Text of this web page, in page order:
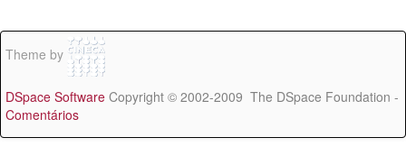
Theme by
DSpace Software Copyright © 2002-2009 The DSpace Foundation -
Comentários